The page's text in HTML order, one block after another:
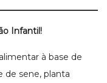
Infantil!
à base de
de sene, planta